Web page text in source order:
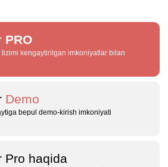
PRO
tizimi kengaytirilgan imkoniyatlar bilan
Demo
bepul demo‑kirish imkoniyati
Pro haqida